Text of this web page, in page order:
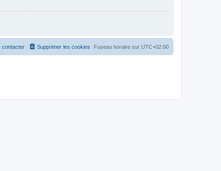
Fuseau horaire sur UTC+02:00
Supprimer les cookies
contacter